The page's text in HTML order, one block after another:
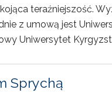
teraźniejszość.
z umową jest
Uniwersytet
Sprychą